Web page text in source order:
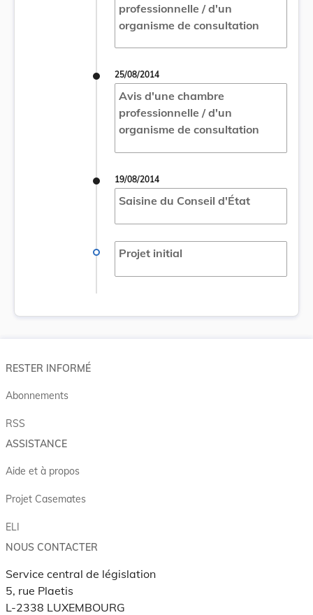
professionnelle / d'un
organisme de consultation
25/08/2014
Avis d'une chambre
professionnelle / d'un
organisme de consultation
19/08/2014
Saisine du Conseil d'État
Projet initial
RESTER INFORMÉ
Abonnements
RSS
ASSISTANCE
Aide et à propos
Projet Casemates
ELI
NOUS CONTACTER
Service central de législation
5, rue Plaetis
L-2338 LUXEMBOURG